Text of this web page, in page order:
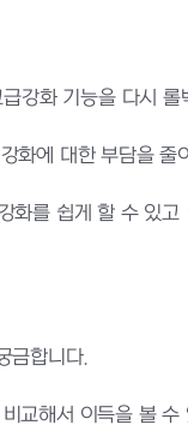
강화 기능을 다시
화에 대한 부담을
화를 쉽게 할 수 있
금합니다.
교해서 이득을 볼